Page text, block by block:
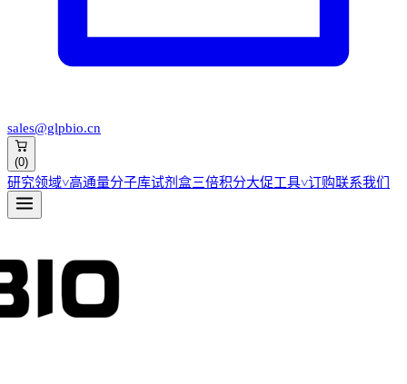
sales@glpbio.cn
(0)
研究领域˅高通量分子库试剂盒三倍积分大促工具˅订购联系我们